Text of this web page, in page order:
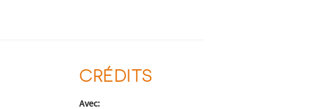
CRÉDITS
Avec: